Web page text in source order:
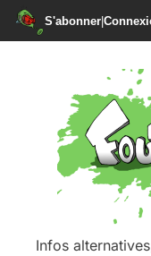
S'abonner|
Infos